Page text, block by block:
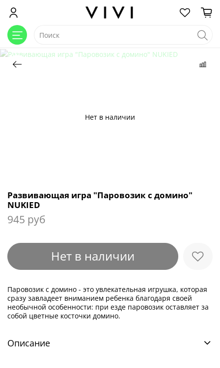
Нет в наличии
Развивающая игра "Паровозик с домино"
NUKIED
945 руб
Нет в наличии
Паровозик с домино - это увлекательная игрушка, которая
сразу завладеет вниманием ребенка благодаря своей
необычной особенности: при езде паровозик оставляет за
собой цветные косточки домино.
Описание